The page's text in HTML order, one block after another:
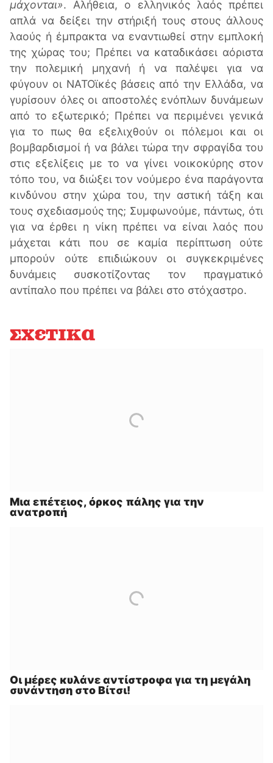
μάχονται». Αλήθεια, ο ελληνικός λαός πρέπει
απλά να δείξει την στήριξή τους στους άλλους
λαούς ή έμπρακτα να εναντιωθεί στην εμπλοκή
της χώρας του; Πρέπει να καταδικάσει αόριστα
την πολεμική μηχανή ή να παλέψει για να
φύγουν οι ΝΑΤΟϊκές βάσεις από την Ελλάδα, να
γυρίσουν όλες οι αποστολές ενόπλων δυνάμεων
από το εξωτερικό; Πρέπει να περιμένει γενικά
για το πως θα εξελιχθούν οι πόλεμοι και οι
βομβαρδισμοί ή να βάλει τώρα την σφραγίδα του
στις εξελίξεις με το να γίνει νοικοκύρης στον
τόπο του, να διώξει τον νούμερο ένα παράγοντα
κινδύνου στην χώρα του, την αστική τάξη και
τους σχεδιασμούς της; Συμφωνούμε, πάντως, ότι
για να έρθει η νίκη πρέπει να είναι λαός που
μάχεται κάτι που σε καμία περίπτωση ούτε
μπορούν ούτε επιδιώκουν οι συγκεκριμένες
δυνάμεις συσκοτίζοντας τον πραγματικό
αντίπαλο που πρέπει να βάλει στο στόχαστρο.
Σχετικά
Μια επέτειος, όρκος πάλης για την
ανατροπή
Οι μέρες κυλάνε αντίστροφα για τη μεγάλη
συνάντηση στο Βίτσι!